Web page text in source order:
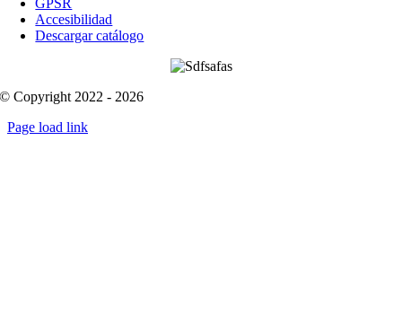
GPSR
Accesibilidad
Descargar catálogo
© Copyright 2022 - 2026
Page load link